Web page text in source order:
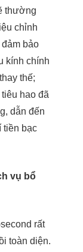
thường
chỉnh
bảo
kính chính
thế;
hao đã
dẫn đến
tiền bạc
vụ bổ
rất
toàn diện.